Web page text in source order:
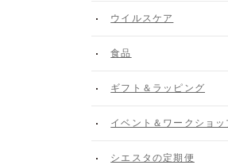
ウイルスケア
食品
ギフト＆ラッピング
イベント＆ワークショッ
シエスタの定期便